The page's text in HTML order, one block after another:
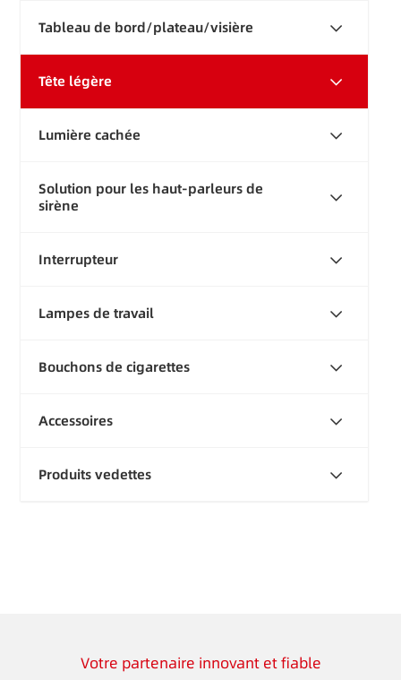
Tableau de bord/plateau/visière
Tête légère
Lumière cachée
Solution pour les haut-parleurs de
sirène
Interrupteur
Lampes de travail
Bouchons de cigarettes
Accessoires
Produits vedettes
Votre partenaire innovant et fiable